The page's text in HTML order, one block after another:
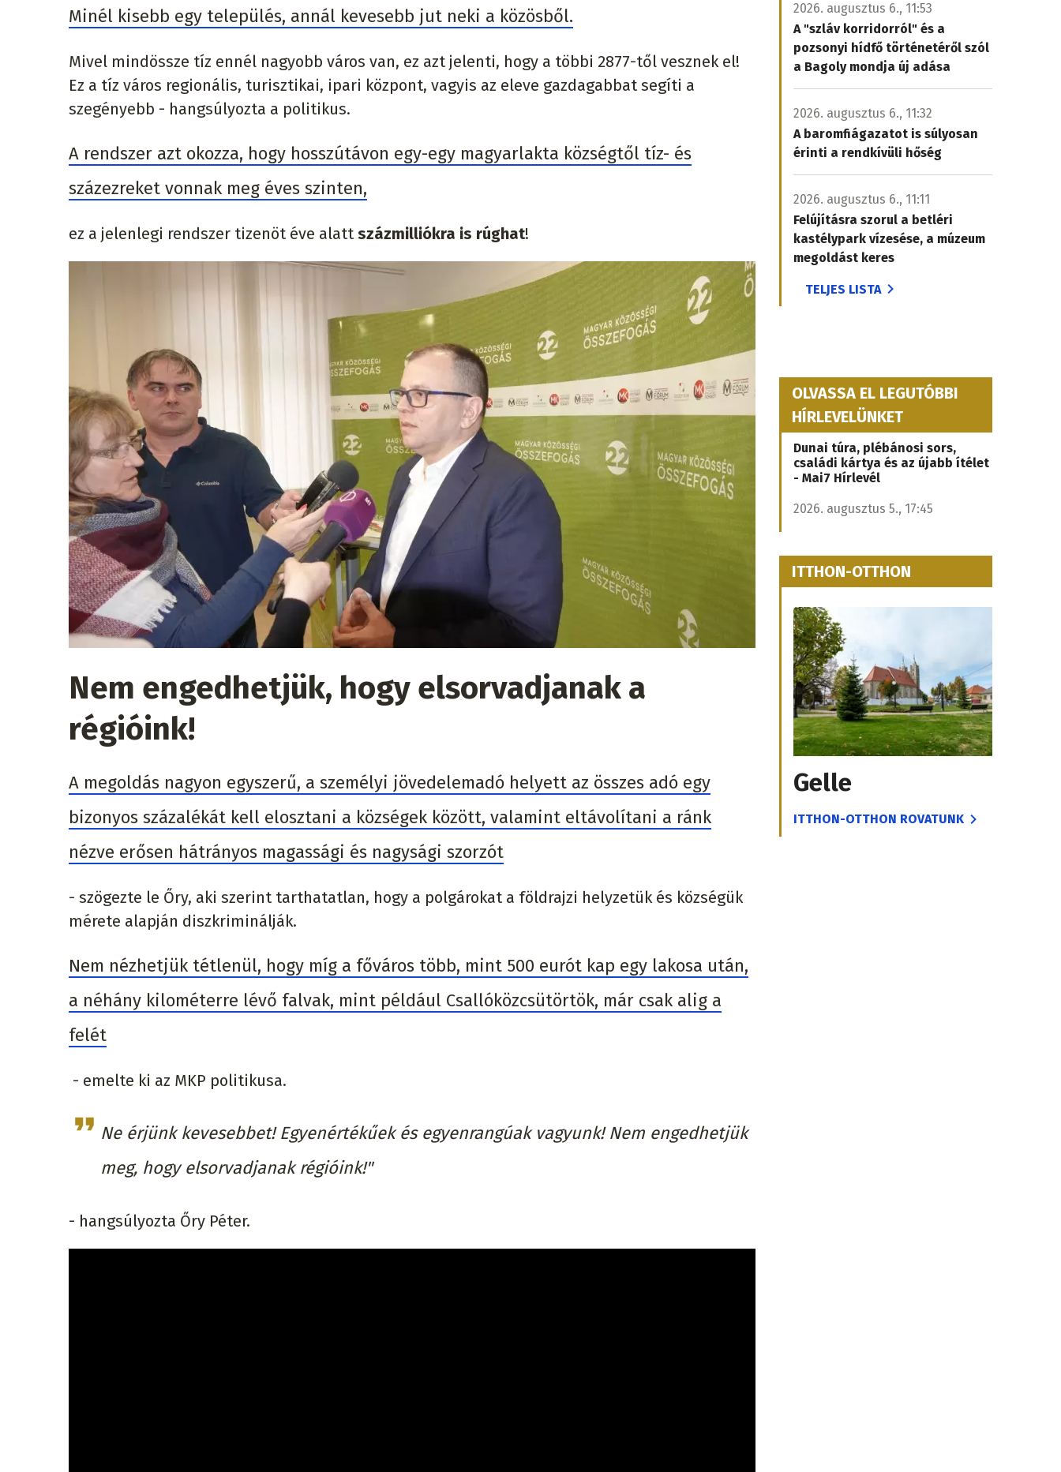
Minél kisebb egy település, annál kevesebb jut neki a közösből.
Mivel mindössze tíz ennél nagyobb város van, ez azt jelenti, hogy a többi 2877-től vesznek el!
Ez a tíz város regionális, turisztikai, ipari központ, vagyis az eleve gazdagabbat segíti a
szegényebb - hangsúlyozta a politikus.
A rendszer azt okozza, hogy hosszútávon egy-egy magyarlakta községtől tíz- és
százezreket vonnak meg éves szinten,
ez a jelenlegi rendszer tizenöt éve alatt százmilliókra is rúghat!
Nem engedhetjük, hogy elsorvadjanak a
régióink!
A megoldás nagyon egyszerű, a személyi jövedelemadó helyett az összes adó egy
bizonyos százalékát kell elosztani a községek között, valamint eltávolítani a ránk
nézve erősen hátrányos magassági és nagysági szorzót
- szögezte le Őry, aki szerint tarthatatlan, hogy a polgárokat a földrajzi helyzetük és községük
mérete alapján diszkriminálják.
Nem nézhetjük tétlenül, hogy míg a főváros több, mint 500 eurót kap egy lakosa után,
a néhány kilométerre lévő falvak, mint például Csallóközcsütörtök, már csak alig a
felét
- emelte ki az MKP politikusa.
Ne érjünk kevesebbet! Egyenértékűek és egyenrangúak vagyunk! Nem engedhetjük
meg, hogy elsorvadjanak régióink!"
- hangsúlyozta Őry Péter.
2026. augusztus 6., 11:53
A "szláv korridorról" és a
pozsonyi hídfő történetéről szól
a Bagoly mondja új adása
2026. augusztus 6., 11:32
A baromfiágazatot is súlyosan
érinti a rendkívüli hőség
2026. augusztus 6., 11:11
Felújításra szorul a betléri
kastélypark vízesése, a múzeum
megoldást keres
TELJES LISTA
OLVASSA EL LEGUTÓBBI
HÍRLEVELÜNKET
Dunai túra, plébánosi sors,
családi kártya és az újabb ítélet
- Mai7 Hírlevél
2026. augusztus 5., 17:45
ITTHON-OTTHON
Gelle
ITTHON-OTTHON ROVATUNK